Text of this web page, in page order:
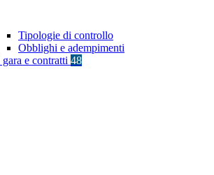
Tipologie di controllo
Obblighi e adempimenti
e contratti 48